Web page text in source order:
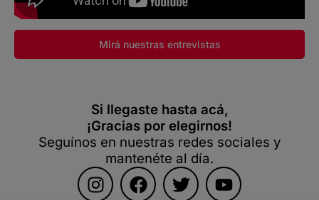
Mirá nuestras entrevistas
Si llegaste hasta acá,
¡Gracias por elegirnos!
Seguínos en nuestras redes sociales y
mantenéte al día.